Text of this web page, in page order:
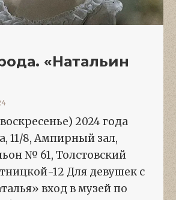
«Натальин
2024 года
11/8, Ампирный зал,
№ 61, Толстовский
12 Для девушек с
вход в музей по